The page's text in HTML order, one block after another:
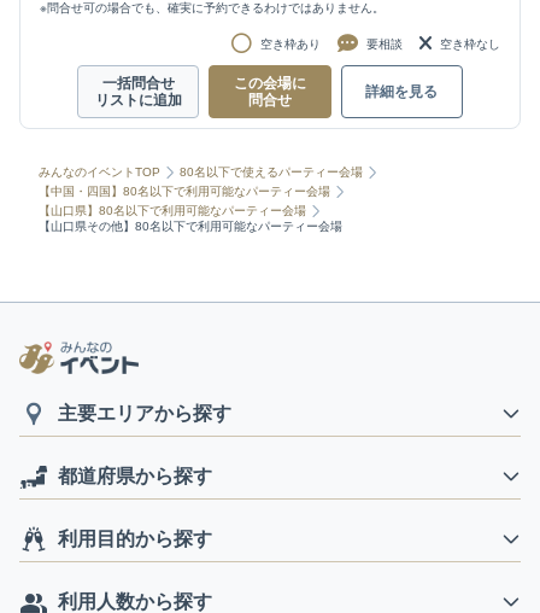
※問合せ可の場合でも、確実に予約できるわけではありません。
空き枠あり 要相談 空き枠なし
一括問合せ
リストに追加
この会場に
問合せ
詳細を見る
みんなのイベントTOP
80名以下で使えるパーティー会場
【中国・四国】80名以下で利用可能なパーティー会場
【山口県】80名以下で利用可能なパーティー会場
【山口県その他】80名以下で利用可能なパーティー会場
主要エリアから探す
都道府県から探す
利用目的から探す
利用人数から探す